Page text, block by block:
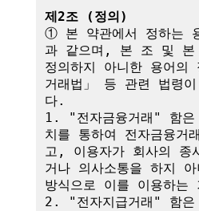
제2조 (정의)
① 본 약관에서 정하는
과 같으며, 본 조 및 본
정의하지 아니한 용어의
거래법」 등 관련 법령
다.
1. "전자금융거래" 함은
치를 통하여 전자금융거
고, 이용자가 회사의 종
거나 의사소통을 하지 아
방식으로 이를 이용하는
2. "전자지급거래" 함